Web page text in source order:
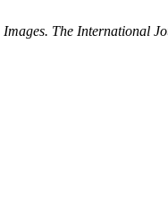
Images. The International